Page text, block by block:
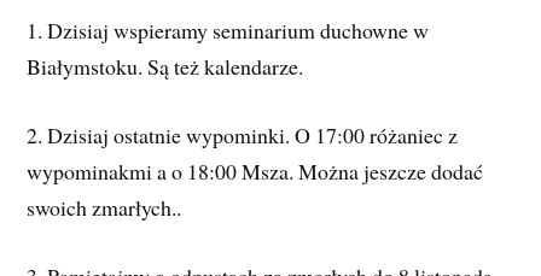
1. Dzisiaj wspieramy seminarium duchowne w
Białymstoku. Są też kalendarze.
2. Dzisiaj ostatnie wypominki. O 17:00 różaniec z
wypominakmi a o 18:00 Msza. Można jeszcze dodać
swoich zmarłych..